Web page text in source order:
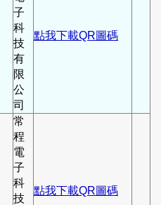
子
科
技
有
限
公
司
點我下載QR圖碼
常
程
電
子
科
技
點我下載QR圖碼